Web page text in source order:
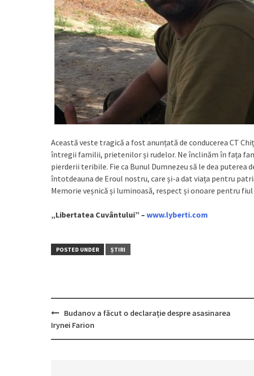
Această veste tragică a fost anunțată de conducerea CT
întregii familii, prietenilor și rudelor. Ne înclinăm în fața
pierderii teribile. Fie ca Bunul Dumnezeu să le dea puterea
întotdeauna de Eroul nostru, care și-a dat viața pentru
Memorie veșnică și luminoasă, respect și onoare pentru
„Libertatea Cuvântului” – www.lyberti.com
POSTED UNDER ȘTIRI
Post
navigation
Budanov a făcut o declarație despre asasinarea
Irynei Farion